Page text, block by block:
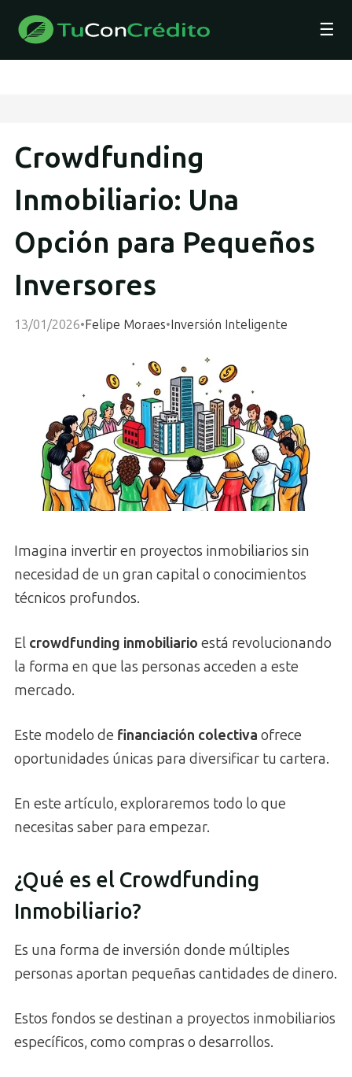
☰
Crowdfunding
Inmobiliario: Una
Opción para Pequeños
Inversores
13/01/2026•Felipe Moraes•Inversión Inteligente
Imagina invertir en proyectos inmobiliarios sin
necesidad de un gran capital o conocimientos
técnicos profundos.
El crowdfunding inmobiliario está revolucionando
la forma en que las personas acceden a este
mercado.
Este modelo de financiación colectiva ofrece
oportunidades únicas para diversificar tu cartera.
En este artículo, exploraremos todo lo que
necesitas saber para empezar.
¿Qué es el Crowdfunding
Inmobiliario?
Es una forma de inversión donde múltiples
personas aportan pequeñas cantidades de dinero.
Estos fondos se destinan a proyectos inmobiliarios
específicos, como compras o desarrollos.